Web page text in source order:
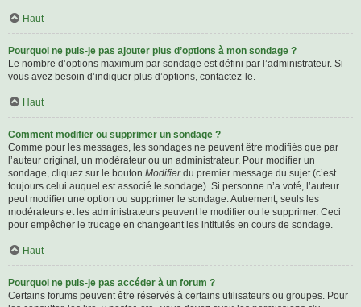
Haut
Pourquoi ne puis-je pas ajouter plus d’options à mon sondage ?
Le nombre d’options maximum par sondage est défini par l’administrateur. Si
vous avez besoin d’indiquer plus d’options, contactez-le.
Haut
Comment modifier ou supprimer un sondage ?
Comme pour les messages, les sondages ne peuvent être modifiés que par
l’auteur original, un modérateur ou un administrateur. Pour modifier un
sondage, cliquez sur le bouton Modifierdu premier message du sujet (c’est
toujours celui auquel est associé le sondage). Si personne n’a voté, l’auteur
peut modifier une option ou supprimer le sondage. Autrement, seuls les
modérateurs et les administrateurs peuvent le modifier ou le supprimer. Ceci
pour empêcher le trucage en changeant les intitulés en cours de sondage.
Haut
Pourquoi ne puis-je pas accéder à un forum ?
Certains forums peuvent être réservés à certains utilisateurs ou groupes. Pour